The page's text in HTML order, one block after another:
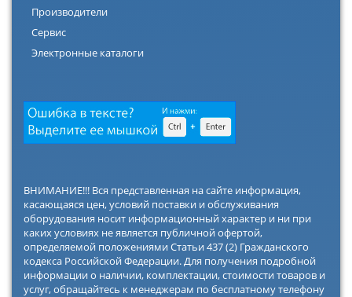
Производители
Сервис
Электронные каталоги
ВНИМАНИЕ!!! Вся представленная на сайте информация,
касающаяся цен, условий поставки и обслуживания
оборудования носит информационный характер и ни при
каких условиях не является публичной офертой,
определяемой положениями Статьи 437 (2) Гражданского
кодекса Российской Федерации. Для получения подробной
информации о наличии, комплектации, стоимости товаров и
услуг, обращайтесь к менеджерам по бесплатному телефону